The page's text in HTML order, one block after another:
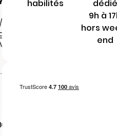
2026, il a été
social au 12 rue
au RCS
journal
habilités
dédié
9h à
hors
end